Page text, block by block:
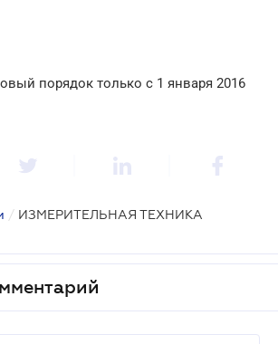
порядок только с 1 января 2016
/ ИЗМЕРИТЕЛЬНАЯ ТЕХНИКА